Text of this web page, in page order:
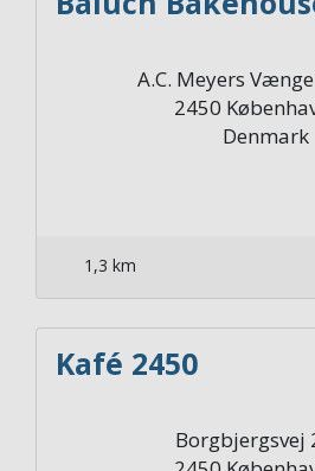
A.C. Meyers
2450
Denmark
1,3 km
Kafé 2450
Borgbjergsvej